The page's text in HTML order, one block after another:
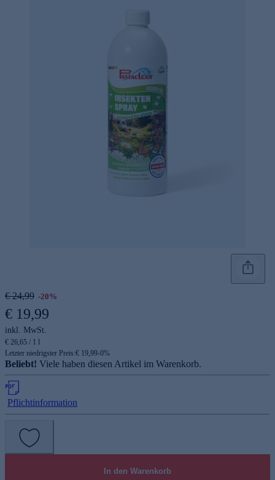
€ 24,99 -20%
€ 19,99
inkl. MwSt.
€ 26,65 / 1 l
Letzter niedrigster Preis:€ 19,99-0%
Beliebt! Viele haben diesen Artikel im Warenkorb.
Pflichtinformation
In den Warenkorb